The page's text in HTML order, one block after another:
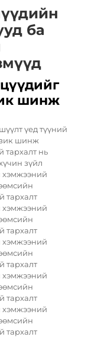
ба
шинж
үед түүний
шинж
тархалт нь
зүйл
хэмжээний
тархалт
хэмжээний
тархалт
хэмжээний
тархалт
хэмжээний
тархалт
хэмжээний
тархалт